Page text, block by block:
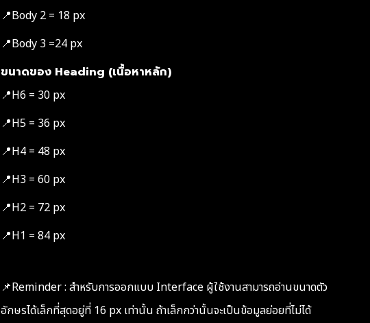
📍Body 2 = 18 px
📍Body 3 =24 px
ขนาดของ Heading (เนื้อหาหลัก)
📍H6 = 30 px
📍H5 = 36 px
📍H4 = 48 px
📍H3 = 60 px
📍H2 = 72 px
📍H1 = 84 px
📌Reminder : สำหรับการออกแบบ Interface ผู้ใช้งานสามารถอ่านขนาดตัว
อักษรได้เล็กที่สุดอยู่ที่ 16 px เท่านั้น ถ้าเล็กกว่านั้นจะเป็นข้อมูลย่อยที่ไม่ได้